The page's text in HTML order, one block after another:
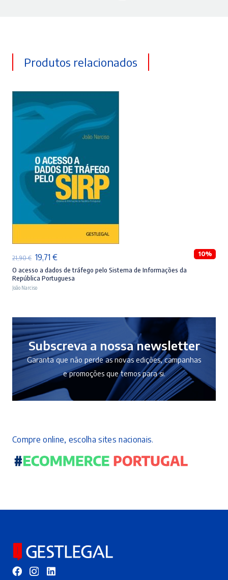
Produtos relacionados
21,90€ O
preço
original
19,71 €O
preço
atual
10%
O acesso a dados de tráfego pelo Sistema de Informações da
República Portuguesa
João Narciso
Subscreva a nossa newsletter
Garanta que não perde as novas edições, campanhas
e promoções que temos para si.
Compre online, escolha sites nacionais.